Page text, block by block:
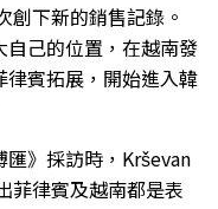
下新的銷售記錄。
己的位置，在越南發
賓拓展，開始進入韓
》採訪時，Krševan
菲律賓及越南都是表